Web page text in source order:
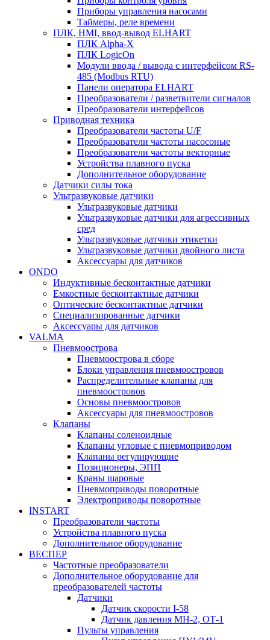
Приборы управления насосами
Таймеры, реле времени
ПЛК, HMI, ввод-вывод ELHART
ПЛК Alpha-X
ПЛК LogicOn
Модули ввода / вывода с интерфейсом RS-
485 (Modbus RTU)
Панели оператора ELHART
Преобразователи / разветвители сигналов
Преобразователи интерфейсов
Приводная техника
Преобразователи частоты U/F
Преобразователи частоты насосоные
Преобразователи частоты векторные
Устройства плавного пуска
Дополнительное оборудование
Датчики силы тока
Ультразвуковые датчики
Ультразвуковые датчики
Ультразвуковые датчики для агрессивных
сред
Ультразвуковые датчики этикетки
Ультразвуковые датчики двойного листа
Аксессуары для датчиков
ONDO
Индуктивные бесконтактные датчики
Емкостные бесконтактные датчики
Оптические бесконтактные датчики
Специализированные датчики
Аксессуары для датчиков
VALMA
Пневмоострова
Пневмоострова в сборе
Блоки управления пневмоостровов
Распределительные клапаны для
пневмоостровов
Основы пневмоостровов
Аксессуары для пневмоостровов
Клапаны
Клапаны соленоидные
Клапаны угловые с пневмоприводом
Клапаны регулирующие
Позиционеры, ЭПП
Краны шаровые
Пневмоприводы поворотные
Электроприводы поворотные
INSTART
Преобразователи частоты
Устройства плавного пуска
Дополнительное оборудование
ВЕСПЕР
Частотные преобразователи
Дополнительное оборудование для
преобразователей частоты
Датчики
Датчик скорости I-58
Датчик давления МН-2, ОТ-1
Пульты управления